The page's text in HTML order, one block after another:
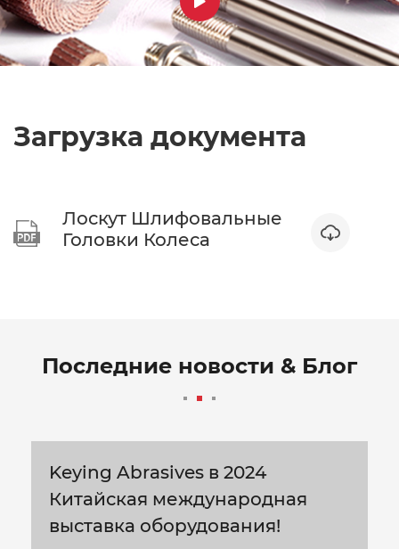
Загрузка документа

Лоскут Шлифовальные
Головки Колеса

Последние новости & Блог
Keying Abrasives в 2024
Китайская международная
выставка оборудования!